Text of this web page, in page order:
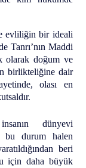
evliliğin bir ideali
Tanrı’nın Maddi
olarak doğum ve
birlikteliğine dair
olası en
dünyevi
bu durum halen
beri
için daha büyük